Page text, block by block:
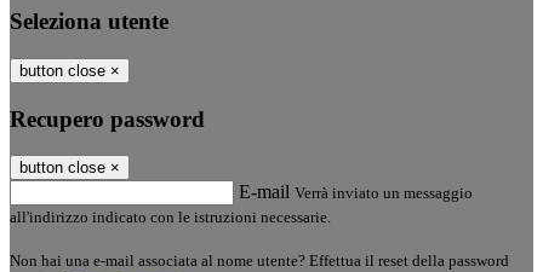
Seleziona utente
button close ×
Recupero password
button close ×
E-mail Verrà inviato un messaggio
all'indirizzo indicato con le istruzioni necessarie.
Non hai una e-mail associata al nome utente? Effettua il reset della password